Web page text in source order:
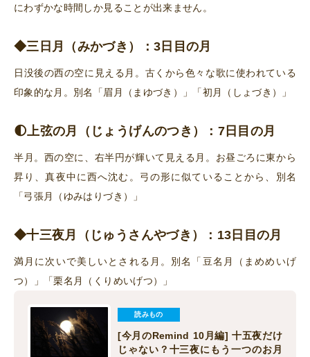
にわずかな時間しか見ることが出来ません。
◆三日月（みかづき） ：3日目の月
日没後の西の空に見える月。古くから色々な歌に使われている
印象的な月。別名「眉月（まゆづき）」「初月（しょづき）」
🌓上弦の月（じょうげんのつき）：7日目の月
半月。西の空に、右半円が輝いて見える月。お昼ごろに東から
昇り、真夜中に西へ沈む。弓の形に似ていることから、別名
「弓張月（ゆみはりづき）」
◆十三夜月（じゅうさんやづき）：13日目の月
満月に次いで美しいとされる月。別名
「豆名月（まめめいげ
つ）」「栗名月（くりめいげつ）」
読みもの
[今月のRemind 10月編] 十五夜だけ
じゃない？十三夜にもう一つのお月